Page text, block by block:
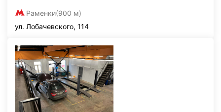
Раменки(900 м)
ул. Лобачевского, 114